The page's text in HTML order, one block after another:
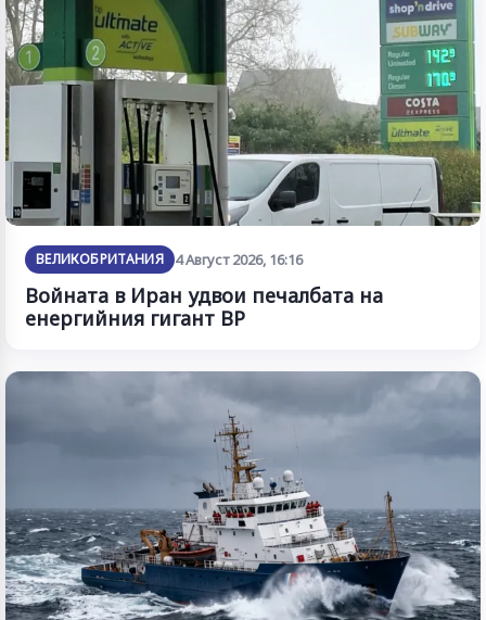
ВЕЛИКОБРИТАНИЯ 4 Август 2026, 16:16
Войната в Иран удвои печалбата на
енергийния гигант BP